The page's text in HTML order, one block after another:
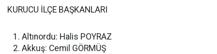
KURUCU İLÇE BAŞKANLARI
Altınordu: Halis POYRAZ
Akkuş: Cemil GÖRMÜŞ